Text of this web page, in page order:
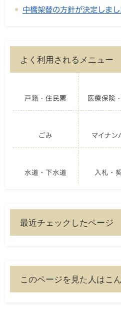
中橋架替の方針が決定しまし
よく利用されるメニュー
戸籍・住民票 医療保険
ごみ マイナン
水道・下水道 入札・
最近チェックしたページ
このページを見た人はこ